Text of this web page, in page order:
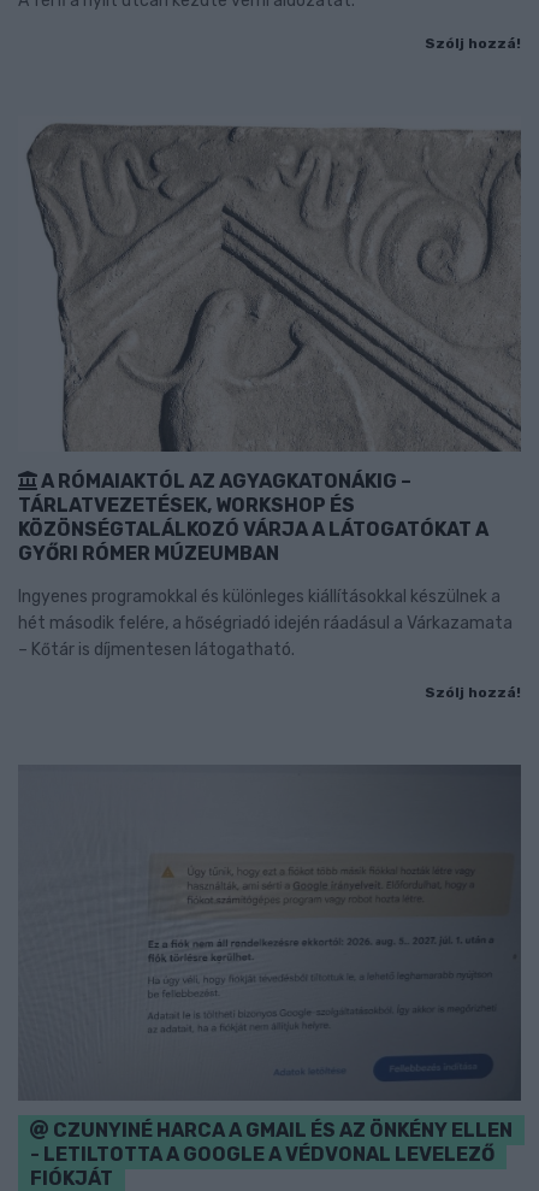
Szólj hozzá!
A RÓMAIAKTÓL AZ AGYAGKATONÁKIG –
TÁRLATVEZETÉSEK, WORKSHOP ÉS
KÖZÖNSÉGTALÁLKOZÓ VÁRJA A LÁTOGATÓKAT A
GYŐRI RÓMER MÚZEUMBAN
Ingyenes programokkal és különleges kiállításokkal készülnek a
hét második felére, a hőségriadó idején ráadásul a Várkazamata
– Kőtár is díjmentesen látogatható.
Szólj hozzá!
CZUNYINÉ HARCA A GMAIL ÉS AZ ÖNKÉNY ELLEN
- LETILTOTTA A GOOGLE A VÉDVONAL LEVELEZŐ
FIÓKJÁT